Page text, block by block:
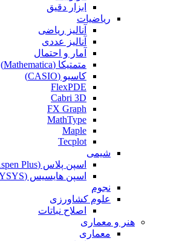
ابزار دقیق
ریاضیات
آنالیز ریاضی
آنالیز عددی
آمار و احتمال
متمتیکا (Mathematica)
کاسیو (CASIO)
FlexPDE
Cabri 3D
FX Graph
MathType
Maple
Tecplot
شیمی
اسپن پلاس (Aspen Plus)
اسپن هایسیس (Aspen HYSYS)
نجوم
علوم کشاورزی
اصلاح نباتات
هنر و معماری
معماری